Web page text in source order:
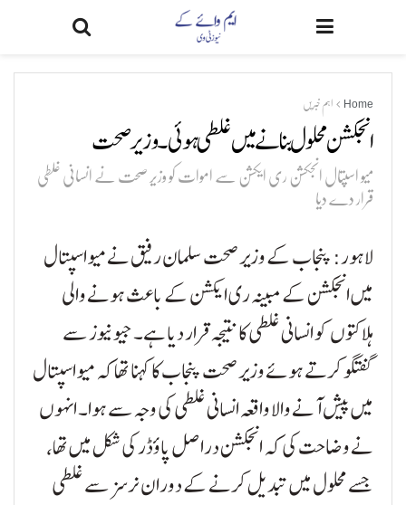
Home اہم خبریں
انجکشن محلول بنانے میں غلطی ہوئی۔ وزیر صحت
میو اسپتال انجکشن ری ایکشن سے اموات کو وزیر صحت نے انسانی غلطی
قرار دے دیا
لاہور: پنجاب کے وزیر صحت سلمان رفیق نے میو اسپتال
میں انجکشن کے مبینہ ری ایکشن کے باعث ہونے والی
ہلاکتوں کو انسانی غلطی کا نتیجہ قرار دیا ہے۔ جیو نیوز سے
گفتگو کرتے ہوئے وزیر صحت پنجاب کا کہنا تھا کہ میو اسپتال
میں پیش آنے والا واقعہ انسانی غلطی کی وجہ سے ہوا۔ انہوں
نے وضاحت کی کہ انجکشن دراصل پاؤڈر کی شکل میں تھا،
جسے محلول میں تبدیل کرنے کے دوران نرسز سے غلطی